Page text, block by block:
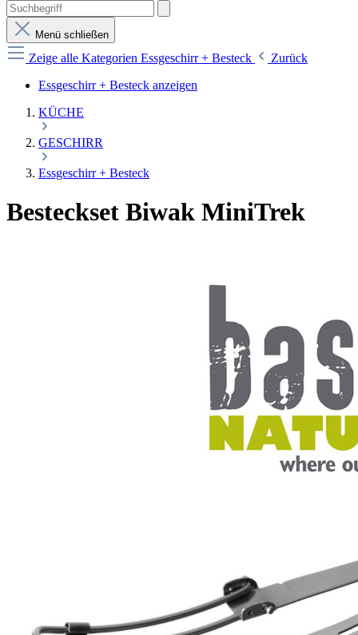
Menü schließen
Zeige alle Kategorien Essgeschirr + Besteck
Zurück
Essgeschirr + Besteck anzeigen
KÜCHE
GESCHIRR
Essgeschirr + Besteck
Besteckset Biwak MiniTrek